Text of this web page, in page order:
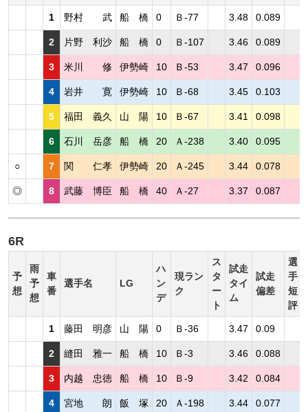
1 野村 武 船 橋 0 Ｂ-77 3.48 0.089
2 片野 利沙 船 橋 0 Ｂ-107 3.46 0.089
3 米川 修 伊勢崎 10 Ｂ-53 3.47 0.096
4 岩井 寛 伊勢崎 10 Ｂ-68 3.45 0.103
5 福田 義久 山 陽 10 Ｂ-67 3.41 0.098
6 石川 岳彦 船 橋 20 Ａ-238 3.40 0.095
○ 7 関 仁孝 伊勢崎 20 Ａ-245 3.44 0.078
◎ 8 武藤 博臣 船 橋 40 Ａ-27 3.37 0.087
6R
予
想
雨
予
想
車
番
選手名 LG
ハ
ン
デ
現ラン
ク
ス
タ
ー
ト
試走
タイ
ム
試走
偏差
選
手
短
評
1 藤田 明彦 山 陽 0 Ｂ-36 3.47 0.09
2 縫田 雅一 船 橋 10 Ｂ-3 3.46 0.088
3 内越 忠徳 船 橋 10 Ｂ-9 3.42 0.084
4 宮地 朗 飯 塚 20 Ａ-198 3.44 0.077